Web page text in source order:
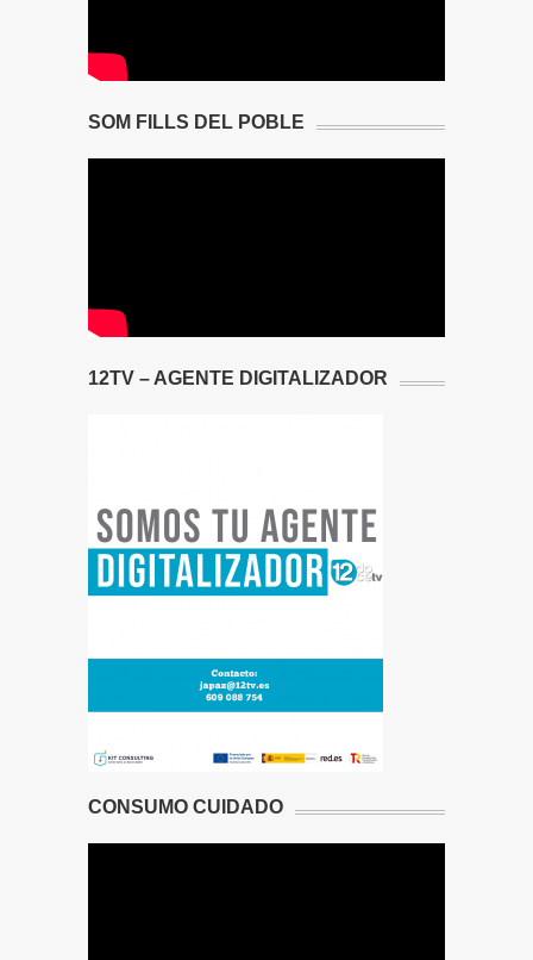
SOM FILLS DEL POBLE
12TV – AGENTE DIGITALIZADOR
CONSUMO CUIDADO